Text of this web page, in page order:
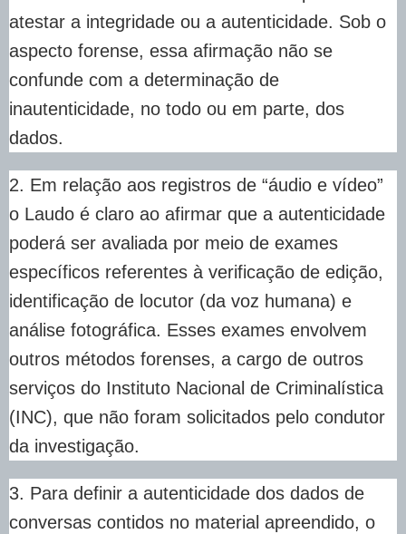
atestar a integridade ou a autenticidade. Sob o
aspecto forense, essa afirmação não se
confunde com a determinação de
inautenticidade, no todo ou em parte, dos
dados.
2. Em relação aos registros de “áudio e vídeo”
o Laudo é claro ao afirmar que a autenticidade
poderá ser avaliada por meio de exames
específicos referentes à verificação de edição,
identificação de locutor (da voz humana) e
análise fotográfica. Esses exames envolvem
outros métodos forenses, a cargo de outros
serviços do Instituto Nacional de Criminalística
(INC), que não foram solicitados pelo condutor
da investigação.
3. Para definir a autenticidade dos dados de
conversas contidos no material apreendido, o